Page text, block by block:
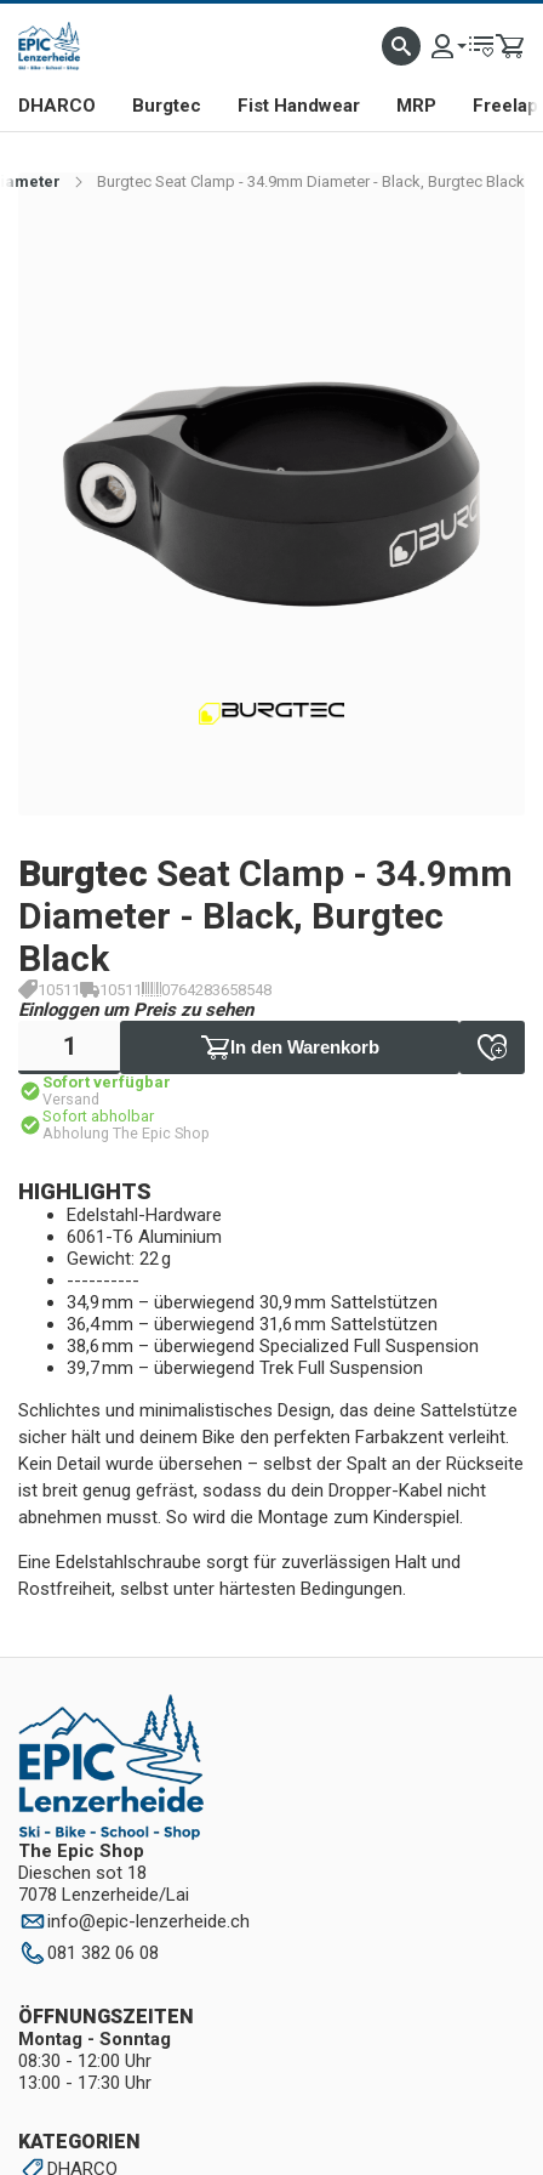
DHARCO Burgtec Fist Handwear MRP Freelap
Burgtec Seat Clamp - 34.9mm Diameter - Black, Burgtec Black
Burgtec Seat Clamp - 34.9mm
Diameter - Black, Burgtec
Black
10511 10511 0764283658548
Einloggen um Preis zu sehen
In den Warenkorb
Sofort verfügbar
Versand
Sofort abholbar
Abholung The Epic Shop
HIGHLIGHTS
Edelstahl-Hardware
6061-T6 Aluminium
Gewicht: 22 g
----------
34,9 mm – überwiegend 30,9 mm Sattelstützen
36,4 mm – überwiegend 31,6 mm Sattelstützen
38,6 mm – überwiegend Specialized Full Suspension
39,7 mm – überwiegend Trek Full Suspension
Schlichtes und minimalistisches Design, das deine Sattelstütze
sicher hält und deinem Bike den perfekten Farbakzent verleiht.
Kein Detail wurde übersehen – selbst der Spalt an der Rückseite
ist breit genug gefräst, sodass du dein Dropper-Kabel nicht
abnehmen musst. So wird die Montage zum Kinderspiel.
Eine Edelstahlschraube sorgt für zuverlässigen Halt und
Rostfreiheit, selbst unter härtesten Bedingungen.
The Epic Shop
Dieschen sot 18
7078 Lenzerheide/Lai
info@epic-lenzerheide.ch
081 382 06 08
KATEGORIEN
DHARCO
ÖFFNUNGSZEITEN
Montag - Sonntag
08:30 - 12:00 Uhr
13:00 - 17:30 Uhr